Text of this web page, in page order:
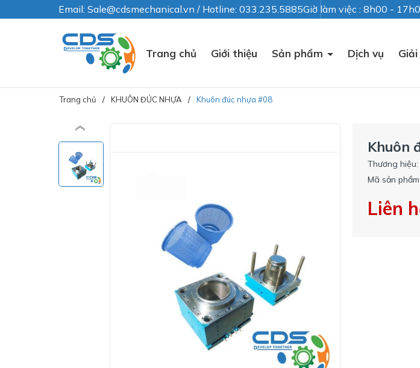
Email: Sale@cdsmechanical.vn / Hotline: 033.235.5885Giờ làm việc : 8h00 -
Trang chủ Giới thiệu Sản phẩm Dịch vụ
Trang chủ KHUÔN ĐÚC NHỰA Khuôn đúc nhựa #08
Khuôn
Thương hiệu:
Mã sản phẩm:
Liên